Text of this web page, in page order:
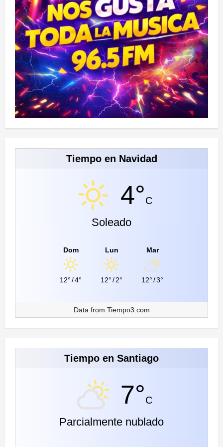
Tiempo en Navidad
4°C
Soleado
Dom
12°/4°
Lun
12°/2°
Mar
12°/3°
Data from Tiempo3.com
Tiempo en Santiago
7°C
Parcialmente nublado